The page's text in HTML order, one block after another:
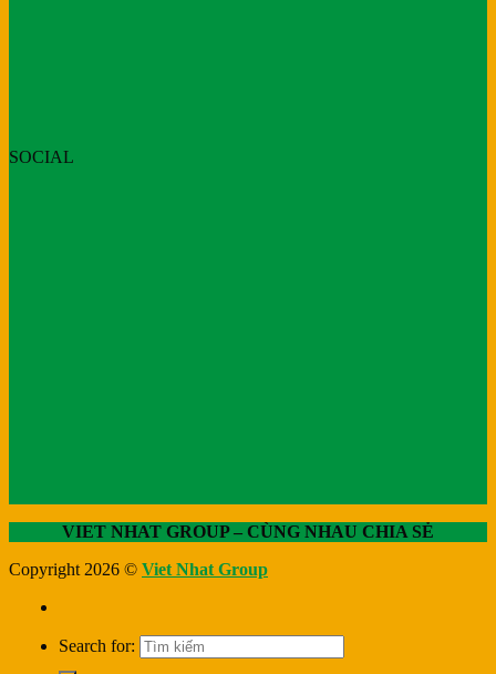
SOCIAL
VIET NHAT GROUP – CÙNG NHAU CHIA SẺ
Copyright 2026 © Viet Nhat Group
Search for: